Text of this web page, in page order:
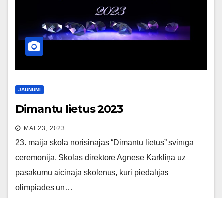
JAUNUMI
Dimantu lietus 2023
MAI 23, 2023
23. maijā skolā norisinājās “Dimantu lietus” svinīgā
ceremonija. Skolas direktore Agnese Kārkliņa uz
pasākumu aicināja skolēnus, kuri piedalījās
olimpiādēs un…